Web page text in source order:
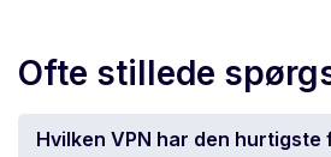
Ofte stillede
Hvilken VPN har den hurtigste